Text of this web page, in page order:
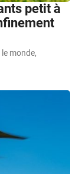
petit à
monde,